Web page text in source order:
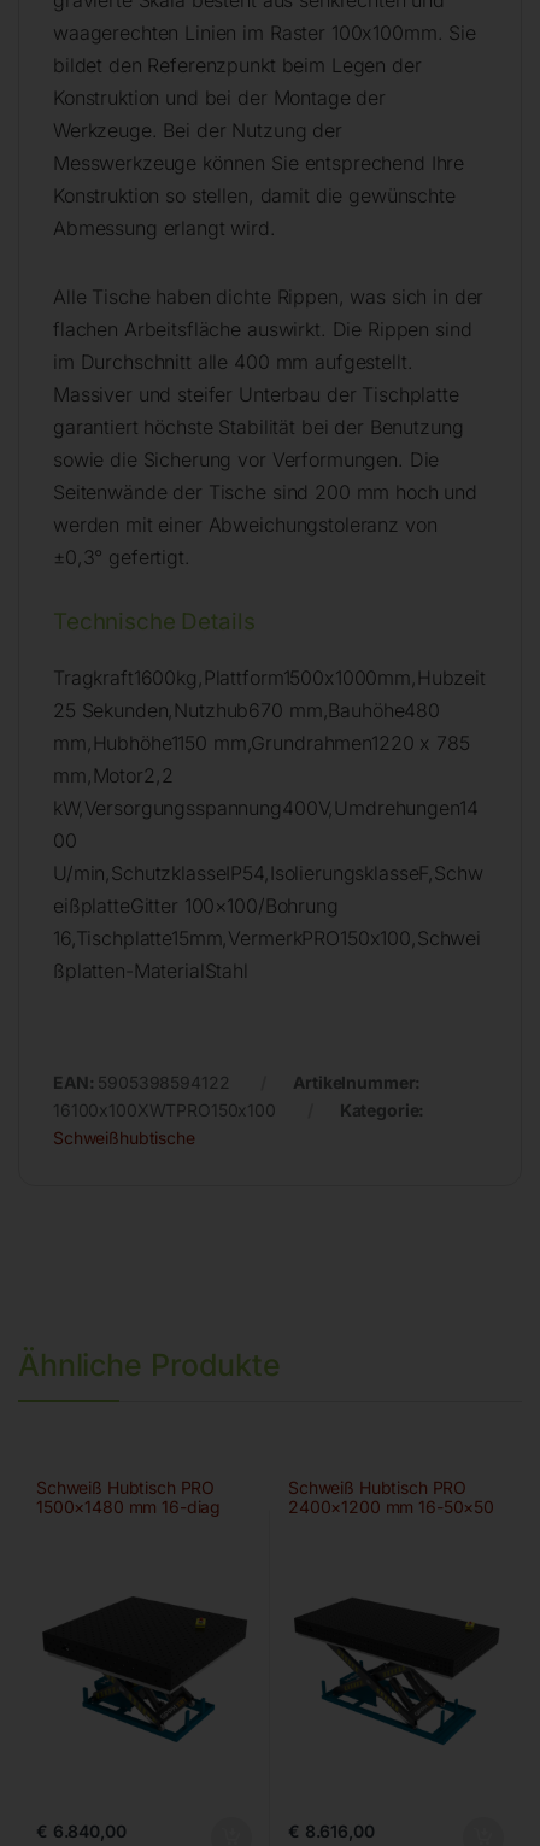
waagerechten Linien im Raster 100x100mm. Sie
bildet den Referenzpunkt beim Legen der
Konstruktion und bei der Montage der
Werkzeuge. Bei der Nutzung der
Messwerkzeuge können Sie entsprechend Ihre
Konstruktion so stellen, damit die gewünschte
Abmessung erlangt wird.
Alle Tische haben dichte Rippen, was sich in der
flachen Arbeitsfläche auswirkt. Die Rippen sind
im Durchschnitt alle 400 mm aufgestellt.
Massiver und steifer Unterbau der Tischplatte
garantiert höchste Stabilität bei der Benutzung
sowie die Sicherung vor Verformungen. Die
Seitenwände der Tische sind 200 mm hoch und
werden mit einer Abweichungstoleranz von
±0,3° gefertigt.
Technische Details
Tragkraft1600kg,Plattform1500x1000mm,Hubzeit
25 Sekunden,Nutzhub670 mm,Bauhöhe480
mm,Hubhöhe1150 mm,Grundrahmen1220 x 785
mm,Motor2,2
kW,Versorgungsspannung400V,Umdrehungen14
00
U/min,SchutzklasseIP54,IsolierungsklasseF,Schw
eißplatteGitter 100×100/Bohrung
16,Tischplatte15mm,VermerkPRO150x100,Schwei
ßplatten-MaterialStahl
EAN: 5905398594122
Artikelnummer:
16100x100XWTPRO150x100
Kategorie:
Schweißhubtische
Ähnliche Produkte
Schweiß Hubtisch PRO
1500×1480 mm 16-diag
€ 6.840,00
Schweiß Hubtisch PRO
2400×1200 mm 16-50×50
€ 8.616,00